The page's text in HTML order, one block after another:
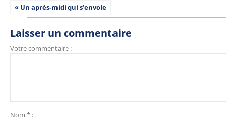
« Un après-midi qui s’envole
Laisser un commentaire
Votre commentaire :
Nom * :